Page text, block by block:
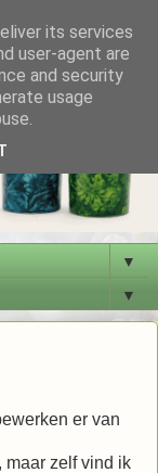
▼
▼
er van
maar zelf vind ik
its services
user-agent are
and security
usage